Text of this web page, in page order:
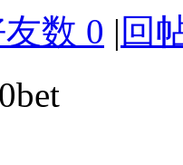
数 0 | 回